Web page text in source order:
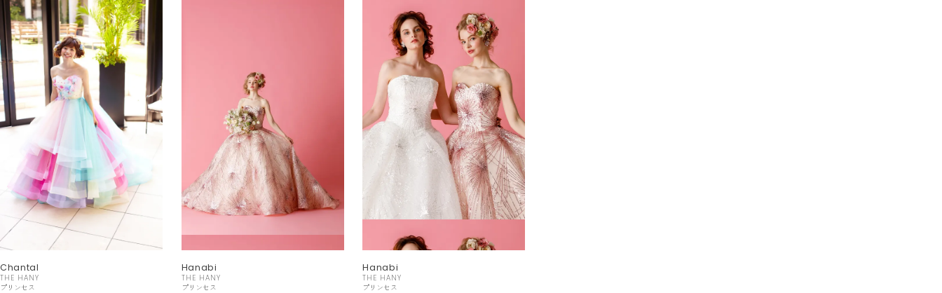
Chantal
THE HANY
プリンセス
Hanabi
THE HANY
プリンセス
Hanabi
THE HANY
プリンセス